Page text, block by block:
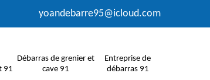
yoandebarre95@icloud.com
91
Débarras de grenier et
cave 91
Entreprise de
débarras 91